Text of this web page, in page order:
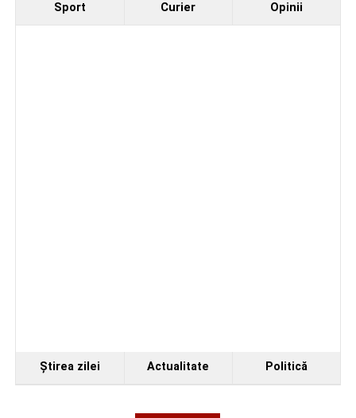
Sport Curier Opinii
Ştirea zilei Actualitate Politică